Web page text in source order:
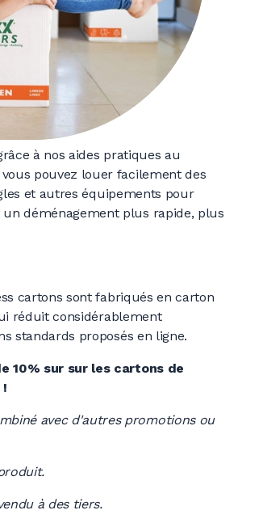
à nos aides pratiques au
pouvez louer facilement des
et autres équipements pour
déménagement plus rapide, plus
cartons sont fabriqués en carton
réduit considérablement
standards proposés en ligne.
10% sur sur les cartons de
!
avec d'autres promotions ou
à des tiers.